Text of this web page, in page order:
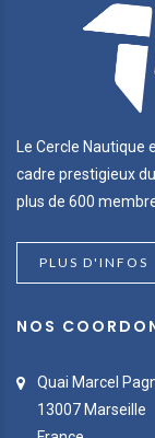
Le Cercle Nautique
cadre prestigieux
plus de 600
PLUS D'INFOS
NOS
Quai Marcel
13007 Marseille